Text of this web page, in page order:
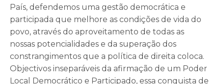
País, defendemos uma gestão democrática e
participada que melhore as condições de vida do
povo, através do aproveitamento de todas as
nossas potencialidades e da superação dos
constrangimentos que a política de direita coloca.
Objectivos inseparáveis da afirmação de um Poder
Local Democrático e Participado, essa conquista de